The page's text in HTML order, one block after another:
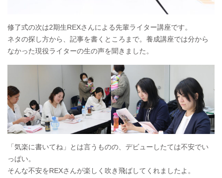
修了式の次は2期生REXさんによる先輩ライター講座です。
ネタの探し方から、記事を書くところまで。養成講座では分から
なかった現役ライターの生の声を聞きました。
「気楽に書いてね」とは言うものの、デビューしたては不安でい
っぱい。
そんな不安をREXさんが楽しく吹き飛ばしてくれましたよ。